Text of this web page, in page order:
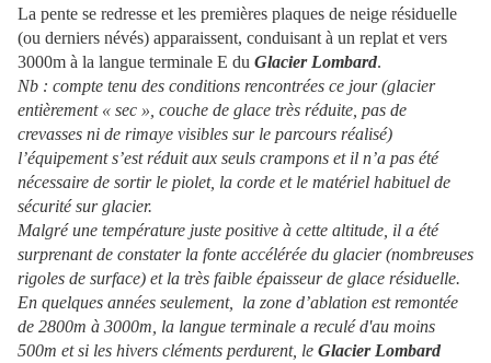
La pente se redresse et les premières plaques de neige résiduelle
(ou derniers névés) apparaissent, conduisant à un replat et vers
3000m à la langue terminale E du Glacier Lombard.
Nb : compte tenu des conditions rencontrées ce jour (glacier
entièrement « sec », couche de glace très réduite, pas de
crevasses ni de rimaye visibles sur le parcours réalisé)
l’équipement s’est réduit aux seuls crampons et il n’a pas été
nécessaire de sortir le piolet, la corde et le matériel habituel de
sécurité sur glacier.
Malgré une température juste positive à cette altitude, il a été
surprenant de constater la fonte accélérée du glacier (nombreuses
rigoles de surface) et la très faible épaisseur de glace résiduelle.
En quelques années seulement, la zone d’ablation est remontée
de 2800m à 3000m, la langue terminale a reculé d'au moins
500m et si les hivers cléments perdurent, le Glacier Lombard